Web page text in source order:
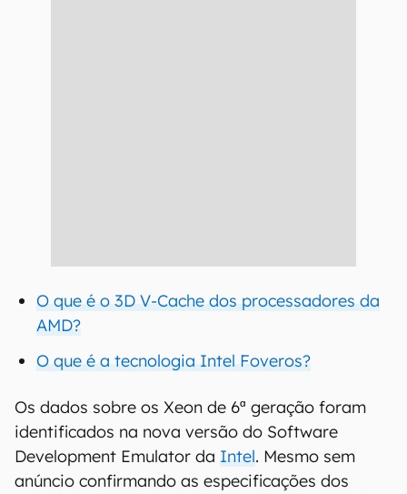
O que é o 3D V-Cache dos processadores da
AMD?
O que é a tecnologia Intel Foveros?
Os dados sobre os Xeon de 6⁠ª geração foram
identificados na nova versão do Software
Development Emulator da Intel. Mesmo sem
anúncio confirmando as especificações dos